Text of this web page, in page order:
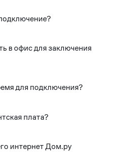
в офис для заключения
для подключения?
плата?
интернет Дом.ру